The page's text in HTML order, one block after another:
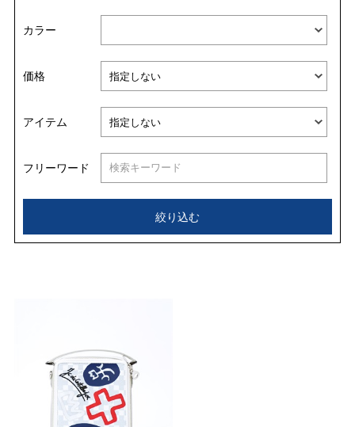
並び替える
カラー
価格
アイテム
フリーワード
絞り込む